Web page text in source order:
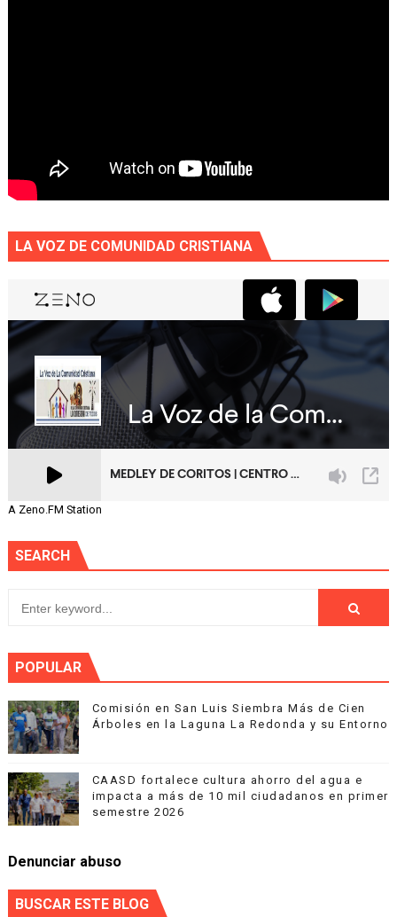
LA VOZ DE COMUNIDAD CRISTIANA
A Zeno.FM Station
SEARCH
POPULAR
Comisión en San Luis Siembra Más de Cien
Árboles en la Laguna La Redonda y su Entorno
CAASD fortalece cultura ahorro del agua e
impacta a más de 10 mil ciudadanos en primer
semestre 2026
Denunciar abuso
BUSCAR ESTE BLOG